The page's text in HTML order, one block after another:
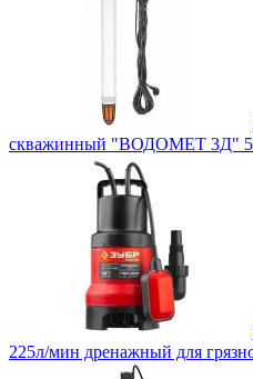
скважинный "ВОДОМЕТ 3Д"
225л/мин дренажный для